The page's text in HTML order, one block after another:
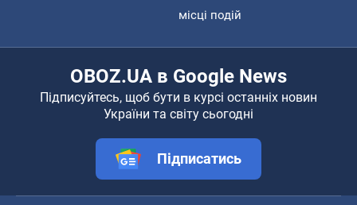
місці подій
OBOZ.UA в Google News
Підписуйтесь, щоб бути в курсі останніх новин
України та світу сьогодні
Підписатись